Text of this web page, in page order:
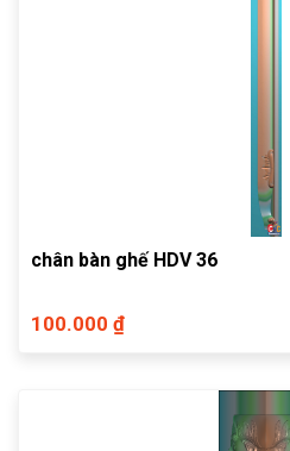
chân bàn ghế HDV 36
100.000 ₫